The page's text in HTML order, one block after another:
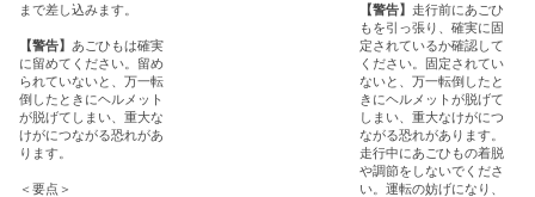
まで差し込みます。
【警告】 あごひもは確実
に留めてください。留め
られていないと、万一転
倒したときにヘルメット
が脱げてしまい、重大な
けがにつながる恐れがあ
ります。
＜要点＞
【警告】走行前にあごひ
もを引っ張り、確実に固
定されているか確認して
ください。固定されてい
ないと、万一転倒したと
きにヘルメットが脱げて
しまい、重大なけがにつ
ながる恐れがあります。
走行中にあごひもの着脱
や調節をしないでくださ
い。運転の妨げになり、